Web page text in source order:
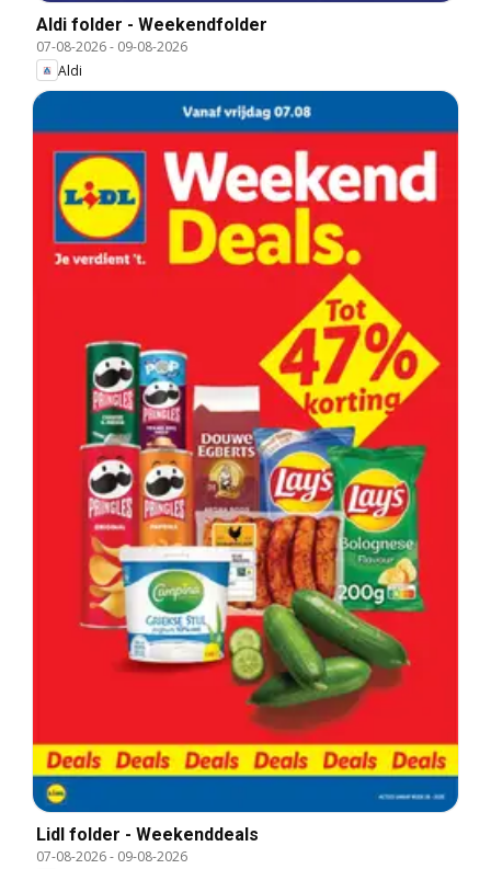
Aldi folder - Weekendfolder
07-08-2026- 09-08-2026
Aldi
Lidl folder - Weekenddeals
07-08-2026- 09-08-2026